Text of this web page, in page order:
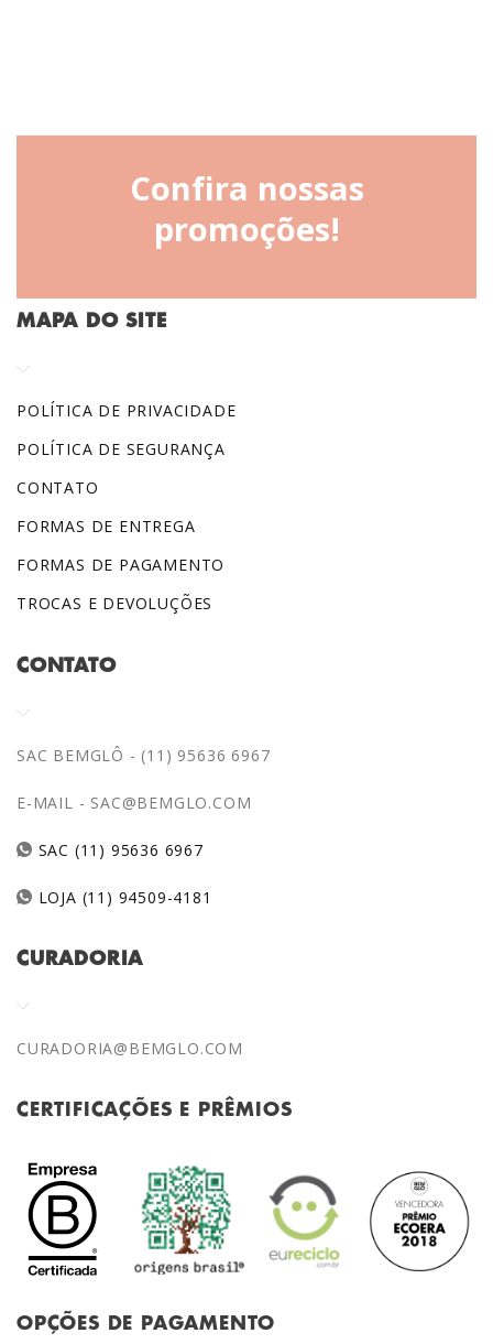
Confira nossas
promoções!
MAPA DO SITE
POLÍTICA DE PRIVACIDADE
POLÍTICA DE SEGURANÇA
CONTATO
FORMAS DE ENTREGA
FORMAS DE PAGAMENTO
TROCAS E DEVOLUÇÕES
CONTATO
SAC BEMGLÔ - (11) 95636 6967
E-MAIL - SAC@BEMGLO.COM
SAC (11) 95636 6967
LOJA (11) 94509-4181
CURADORIA
CURADORIA@BEMGLO.COM
CERTIFICAÇÕES E PRÊMIOS
OPÇÕES DE PAGAMENTO